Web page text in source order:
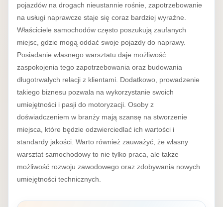
pojazdów na drogach nieustannie rośnie, zapotrzebowanie
na usługi naprawcze staje się coraz bardziej wyraźne.
Właściciele samochodów często poszukują zaufanych
miejsc, gdzie mogą oddać swoje pojazdy do naprawy.
Posiadanie własnego warsztatu daje możliwość
zaspokojenia tego zapotrzebowania oraz budowania
długotrwałych relacji z klientami. Dodatkowo, prowadzenie
takiego biznesu pozwala na wykorzystanie swoich
umiejętności i pasji do motoryzacji. Osoby z
doświadczeniem w branży mają szansę na stworzenie
miejsca, które będzie odzwierciedlać ich wartości i
standardy jakości. Warto również zauważyć, że własny
warsztat samochodowy to nie tylko praca, ale także
możliwość rozwoju zawodowego oraz zdobywania nowych
umiejętności technicznych.